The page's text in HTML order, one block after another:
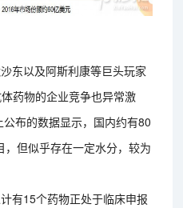
东以及阿斯利康等巨头玩家
药物的企业竞争也异常激
布的数据显示，国内约有80
但似乎存在一定水分，较为
有15个药物正处于临床申报